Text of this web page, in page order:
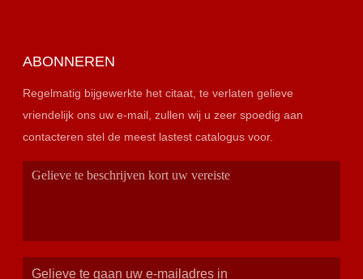
ABONNEREN
Regelmatig bijgewerkte het citaat, te verlaten gelieve
vriendelijk ons uw e-mail, zullen wij u zeer spoedig aan
contacteren stel de meest lastest catalogus voor.